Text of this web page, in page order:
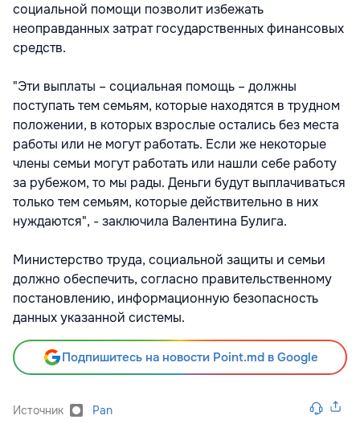
социальной помощи позволит избежать
неоправданных затрат государственных финансовых
средств.
"Эти выплаты – социальная помощь – должны
поступать тем семьям, которые находятся в трудном
положении, в которых взрослые остались без места
работы или не могут работать. Если же некоторые
члены семьи могут работать или нашли себе работу
за рубежом, то мы рады. Деньги будут выплачиваться
только тем семьям, которые действительно в них
нуждаются", - заключила Валентина Булига.
Министерство труда, социальной защиты и семьи
должно обеспечить, согласно правительственному
постановлению, информационную безопасность
данных указанной системы.
Подпишитесь на новости Point.md в Google
Источник Pan